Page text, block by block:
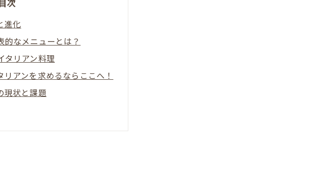
進化
的なメニューとは？
タリアン料理
アンを求めるならここへ！
現状と課題